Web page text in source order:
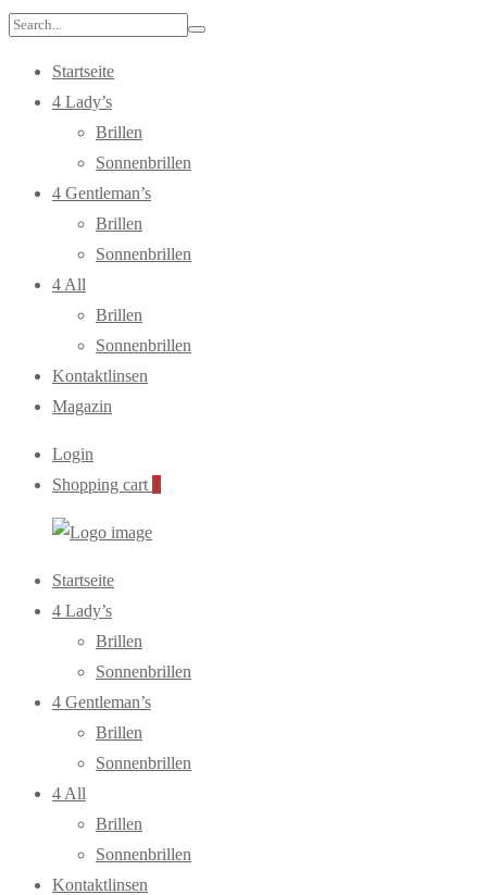
Search
Startseite
4 Lady’s
Brillen
Sonnenbrillen
4 Gentleman’s
Brillen
Sonnenbrillen
4 All
Brillen
Sonnenbrillen
Kontaktlinsen
Magazin
Login
Shopping cart 0
Primary
Menu
Startseite
4 Lady’s
Brillen
Sonnenbrillen
4 Gentleman’s
Brillen
Sonnenbrillen
4 All
Brillen
Sonnenbrillen
Kontaktlinsen